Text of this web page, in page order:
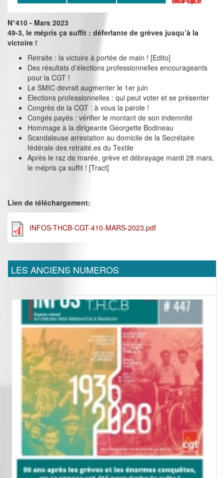
N°410 - Mars 2023
49-3, le mépris ça suffit : déferlante de grèves jusqu’à la
victoire !
Retraite : la victoire à portée de main ! [Edito]
Des résultats d’élections professionnelles encourageants
pour la CGT !
Le SMIC devrait augmenter le 1er juin
Elections professionnelles : qui peut voter et se présenter
Congrès de la CGT : à vous la parole !
Congés payés : vérifier le montant de son indemnité
Hommage à la dirigeante Georgette Bodineau
Scandaleuse arrestation au domicile de la Secrétaire
fédérale des retraité.es du Textile
Après le raz de marée, grève et débrayage mardi 28 mars,
le mépris ça suffit ! [Tract]
Lien de téléchargement:
INFOS-THCB-CGT-410-MARS-2023.pdf
LES ANCIENS NUMEROS